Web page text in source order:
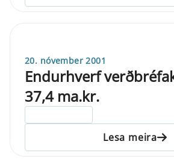
20. nóvember 2001
Endurhverf
37,4 ma.kr.
Lesa meira